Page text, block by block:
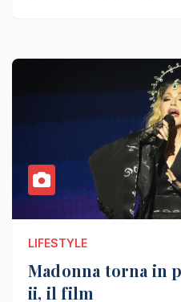
LIFESTYLE
Madonna torna in
ii, il film